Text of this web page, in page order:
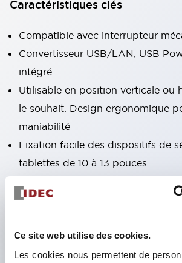
Ce site web utilise des cookies.
Les cookies nous permettent de
Caractéristiques clés
Compatible avec interrupteur
Convertisseur USB/LAN, USB
intégré
Utilisable en position verticale ou
le souhait. Design ergonomique
maniabilité
Fixation facile des dispositifs de
tablettes de 10 à 13 pouces
éclairé, interrupteur à 3 positions
Sangle de main (fournie en
d'épaule (accessoire) disponibles